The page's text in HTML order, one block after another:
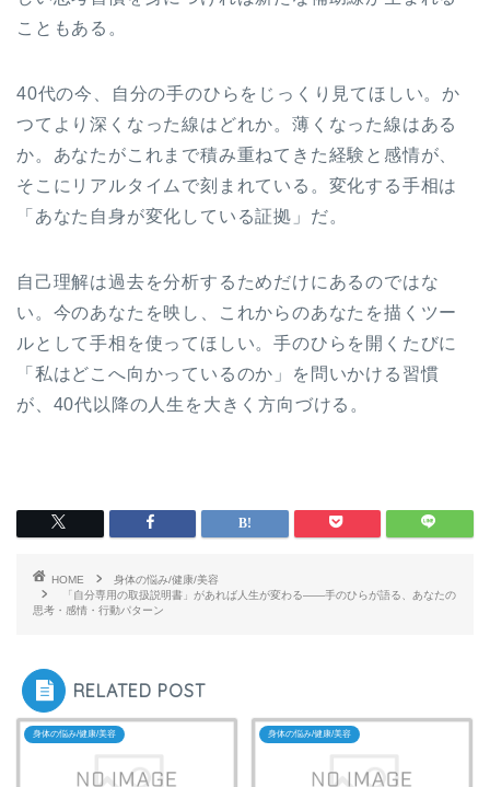
こともある。
40代の今、自分の手のひらをじっくり見てほしい。か
つてより深くなった線はどれか。薄くなった線はある
か。あなたがこれまで積み重ねてきた経験と感情が、
そこにリアルタイムで刻まれている。変化する手相は
「あなた自身が変化している証拠」だ。
自己理解は過去を分析するためだけにあるのではな
い。今のあなたを映し、これからのあなたを描くツー
ルとして手相を使ってほしい。手のひらを開くたびに
「私はどこへ向かっているのか」を問いかける習慣
が、40代以降の人生を大きく方向づける。
HOME
身体の悩み/健康/美容
「自分専用の取扱説明書」があれば人生が変わる——手のひらが語る、あなたの
思考・感情・行動パターン
RELATED POST
身体の悩み/健康/美容 身体の悩み/健康/美容